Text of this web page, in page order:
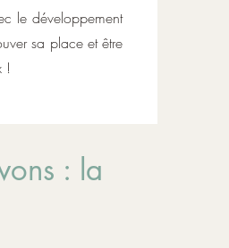
le développement
sa place et être
!
: la